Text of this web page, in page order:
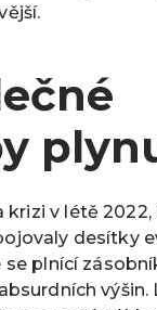
v létě 2022,
desítky
se plnící
výšin.